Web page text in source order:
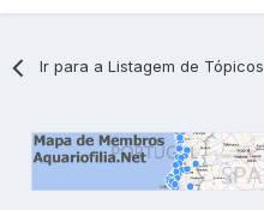
Ir para a Listagem de Tópicos